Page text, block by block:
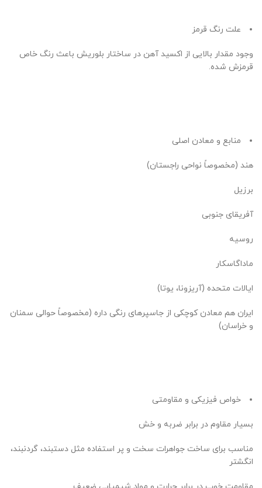
علت رنگ قرمز
وجود مقدار بالایی از اکسید آهن در ساختار بلوریش باعث رنگ خاص
قرمزش شده.
منابع و معادن اصلی
هند (مخصوصاً نواحی راجستان)
برزیل
آفریقای جنوبی
روسیه
ماداگاسکار
ایالات متحده (آریزونا، یوتا)
ایران هم معادن کوچکی از جاسپرهای رنگی داره (مخصوصاً حوالی سمنان
و خراسان)
خواص فیزیکی و مقاومتی
بسیار مقاوم در برابر ضربه و خش
مناسب برای ساخت جواهرات سخت و پر استفاده مثل دستبند، گردنبند،
انگشتر